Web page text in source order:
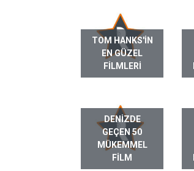
TOM HANKS'IN
EN GÜZEL
FILMLERI
DENIZDE
GEÇEN 50
MÜKEMMEL
FILM